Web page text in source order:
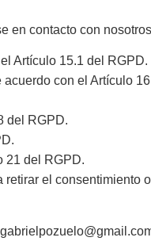
en contacto con
Artículo 15.1 del RGPD.
con el Artículo
del RGPD.
21 del RGPD.
el consentimiento